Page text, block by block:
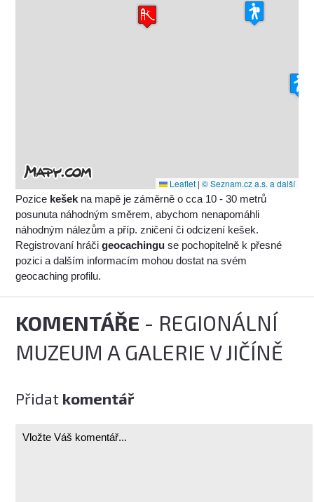
Leaflet | © Seznam.cz a.s. a další
Pozice kešek na mapě je záměrně o cca 10 - 30 metrů
posunuta náhodným směrem, abychom nenapomáhli
náhodným nálezům a příp. zničení či odcizení kešek.
Registrovaní hráčigeocachingu se pochopitelně k přesné
pozici a dalším informacím mohou dostat na svém
geocaching profilu.
KOMENTÁŘE - REGIONÁLNÍ
MUZEUM A GALERIE V JIČÍNĚ
Přidat komentář